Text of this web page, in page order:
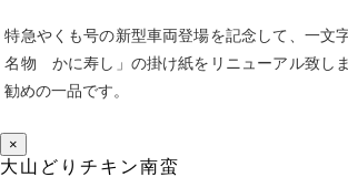
特急やくも号の新型車両登場を記念して、一文
名物 かに寿し」の掛け紙をリニューアル致し
勧めの一品です。
×
大山どりチキン南蛮